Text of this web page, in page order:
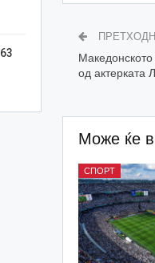
од актерката
Може ќе
СПОРТ